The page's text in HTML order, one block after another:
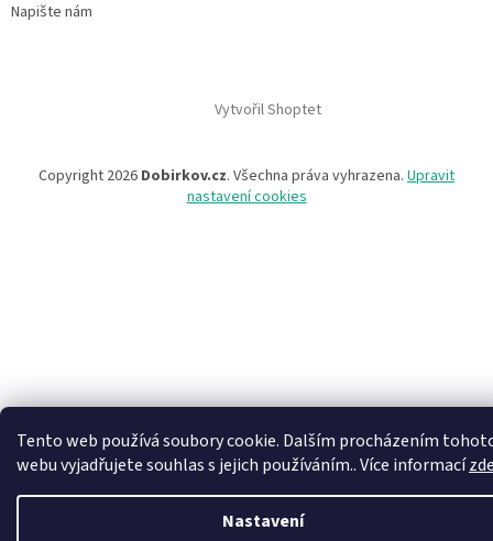
Tento web používá soubory cookie. Dalším procházením
webu vyjadřujete souhlas s jejich používáním.. Více informací
Nastavení
Napište nám
Vytvořil Shoptet
Copyright 2026 Dobirkov.cz. Všechna práva vyhrazena. Upravit
nastavení cookies